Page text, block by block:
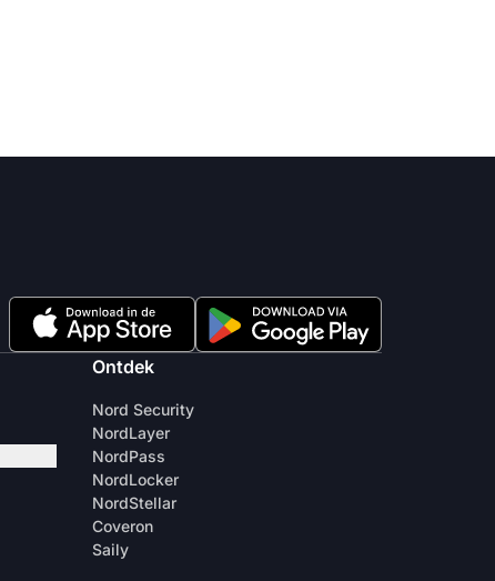
Ontdek
Nord Security
NordLayer
NordPass
NordLocker
NordStellar
Coveron
Saily